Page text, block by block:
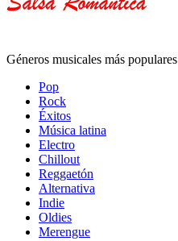
Géneros musicales más populares
Pop
Rock
Éxitos
Música latina
Electro
Chillout
Reggaetón
Alternativa
Indie
Oldies
Merengue